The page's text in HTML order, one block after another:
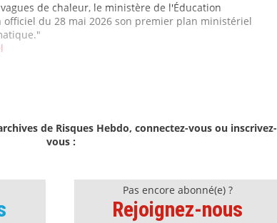
de chaleur, le ministère de l'Éducation
du 28 mai 2026 son premier plan ministériel
de Risques Hebdo, connectez-vous ou inscrivez-
vous :
Pas encore abonné(e) ?
Rejoignez-nous